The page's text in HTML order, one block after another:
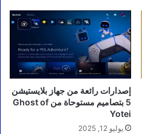
إصدارات رائعة من جهاز بلايستيشن
5 بتصاميم مستوحاة من Ghost of
Yotei
يوليو 12, 2025